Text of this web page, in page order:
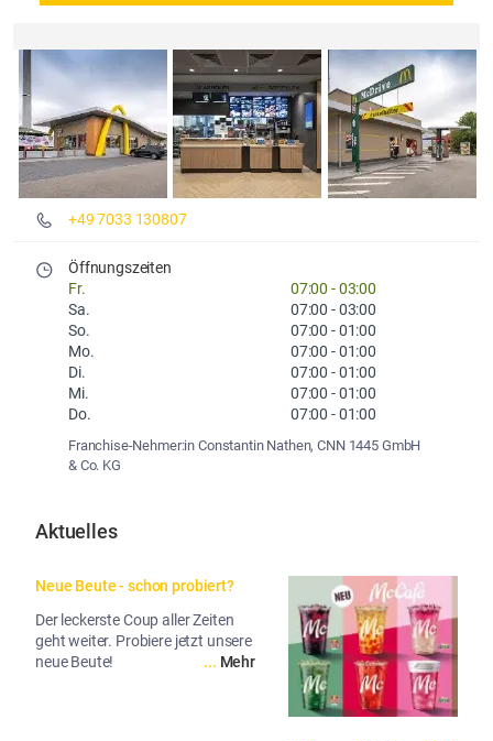
Details und Fotos
+49 7033 130807
Öffnungszeiten
Fr.
07:00 -03:00
Sa.
07:00 -03:00
So.
07:00 -01:00
Mo.
07:00 -01:00
Di.
07:00 -01:00
Mi.
07:00 -01:00
Do.
07:00 -01:00
Franchise-Nehmer:in Constantin Nathen, CNN 1445 GmbH
& Co. KG
Aktuelles
Neue Beute - schon probiert?
Der leckerste Coup aller Zeiten
geht weiter. Probiere jetzt unsere
neue Beute!
... Mehr